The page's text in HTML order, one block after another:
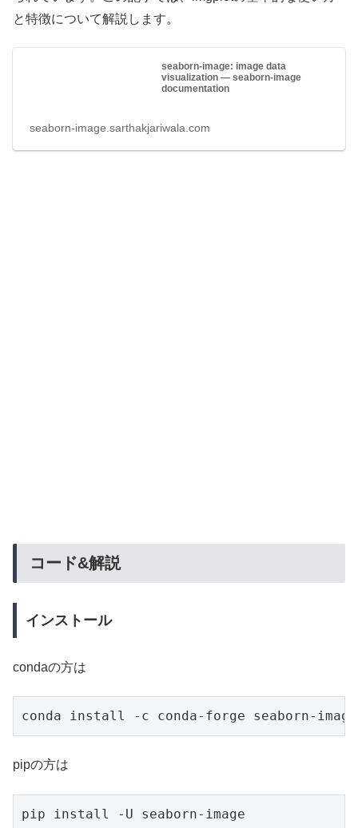
と特徴について解説します。
seaborn-image: image data
visualization — seaborn-image
documentation
seaborn-image.sarthakjariwala.com
コード&解説
インストール
condaの方は
conda install -c conda-forge seaborn-image
pipの方は
pip install -U seaborn-image